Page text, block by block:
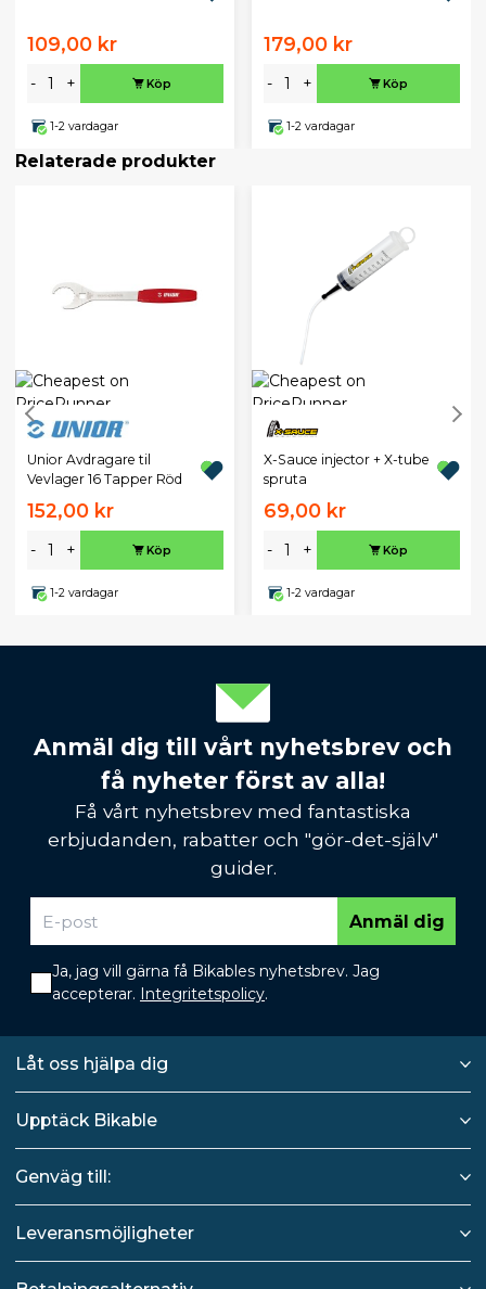
109,00 kr
- + Köp
1-2 vardagar
179,00 kr
- + Köp
1-2 vardagar
Relaterade produkter
Unior Avdragare til
Vevlager 16 Tapper Röd
152,00 kr
- + Köp
1-2 vardagar
X-Sauce injector + X-tube
spruta
69,00 kr
- + Köp
1-2 vardagar
Anmäl dig till vårt nyhetsbrev och
få nyheter först av alla!
Få vårt nyhetsbrev med fantastiska
erbjudanden, rabatter och "gör-det-själv"
guider.
Anmäl dig
Ja, jag vill gärna få Bikables nyhetsbrev. Jag
accepterar. Integritetspolicy.
Låt oss hjälpa dig
Upptäck Bikable
Genväg till:
Leveransmöjligheter